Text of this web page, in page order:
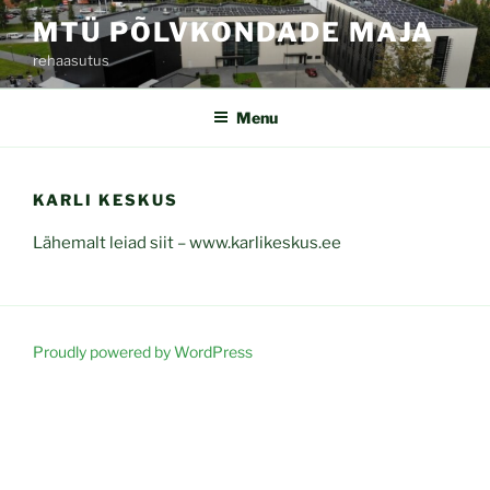
Skip
to
content
MTÜ PÕLVKONDADE MAJA
rehaasutus
Menu
KARLI KESKUS
Lähemalt leiad siit – www.karlikeskus.ee
Proudly powered by WordPress